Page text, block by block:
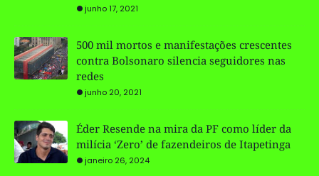
junho 17, 2021
500 mil mortos e manifestações crescentes
contra Bolsonaro silencia seguidores nas
redes
junho 20, 2021
Éder Resende na mira da PF como líder da
milícia ‘Zero’ de fazendeiros de Itapetinga
janeiro 26, 2024